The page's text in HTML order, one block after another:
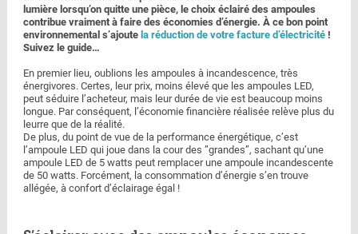
lumière lorsqu’on quitte une pièce, le choix éclairé des ampoules
contribue vraiment à faire des économies d’énergie. À ce bon point
environnemental s’ajoute la réduction de votre facture d’électricité!
Suivez le guide…
En premier lieu, oublions les ampoules à incandescence, très
énergivores. Certes, leur prix, moins élevé que les ampoules LED,
peut séduire l’acheteur, mais leur durée de vie est beaucoup moins
longue. Par conséquent, l’économie financière réalisée relève plus du
leurre que de la réalité.
De plus, du point de vue de la performance énergétique, c’est
l’ampoule LED qui joue dans la cour des ”grandes”, sachant qu’une
ampoule LED de 5 watts peut remplacer une ampoule incandescente
de 50 watts. Forcément, la consommation d’énergie s’en trouve
allégée, à confort d’éclairage égal !